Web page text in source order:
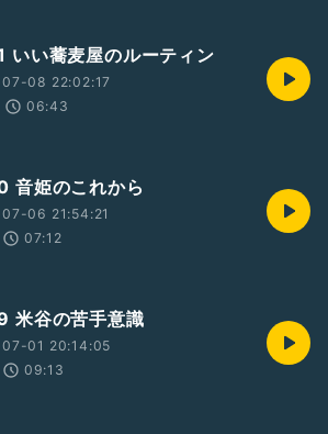
いい蕎麦屋のルーティン
08 22:02:17
06:43
音姫のこれから
06 21:54:21
07:12
米谷の苦手意識
01 20:14:05
09:13